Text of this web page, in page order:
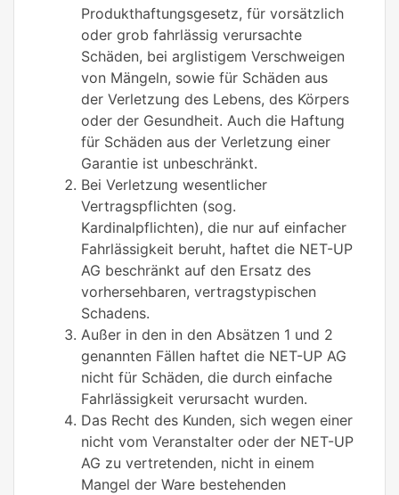
Produkthaftungsgesetz, für vorsätzlich
oder grob fahrlässig verursachte
Schäden, bei arglistigem Verschweigen
von Mängeln, sowie für Schäden aus
der Verletzung des Lebens, des Körpers
oder der Gesundheit. Auch die Haftung
für Schäden aus der Verletzung einer
Garantie ist unbeschränkt.
Bei Verletzung wesentlicher
Vertragspflichten (sog.
Kardinalpflichten), die nur auf einfacher
Fahrlässigkeit beruht, haftet die NET-UP
AG beschränkt auf den Ersatz des
vorhersehbaren, vertragstypischen
Schadens.
Außer in den in den Absätzen 1 und 2
genannten Fällen haftet die NET-UP AG
nicht für Schäden, die durch einfache
Fahrlässigkeit verursacht wurden.
Das Recht des Kunden, sich wegen einer
nicht vom Veranstalter oder der NET-UP
AG zu vertretenden, nicht in einem
Mangel der Ware bestehenden